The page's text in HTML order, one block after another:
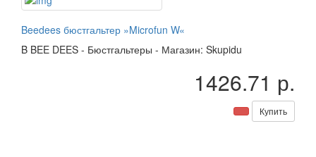
Beedees бюстгальтер »Microfun W«
B BEE DEES - Бюстгальтеры - Магазин: Skupidu
1426.71 р.
Купить